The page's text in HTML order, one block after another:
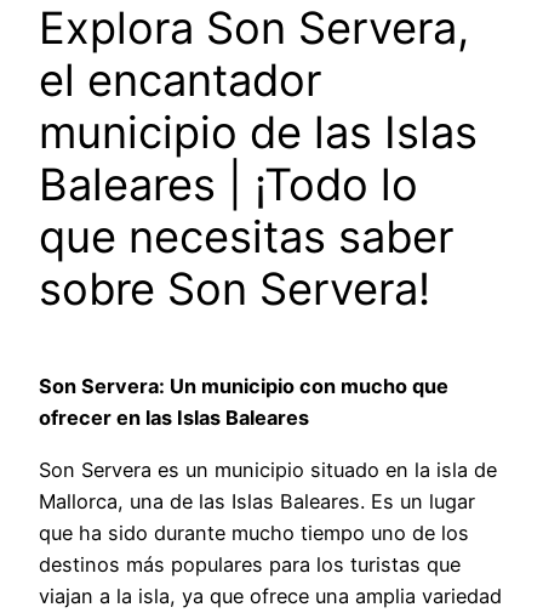
Explora Son Servera,
el encantador
municipio de las Islas
Baleares | ¡Todo lo
que necesitas saber
sobre Son Servera!
Son Servera: Un municipio con mucho que
ofrecer en las Islas Baleares
Son Servera es un municipio situado en la isla de
Mallorca, una de las Islas Baleares. Es un lugar
que ha sido durante mucho tiempo uno de los
destinos más populares para los turistas que
viajan a la isla, ya que ofrece una amplia variedad